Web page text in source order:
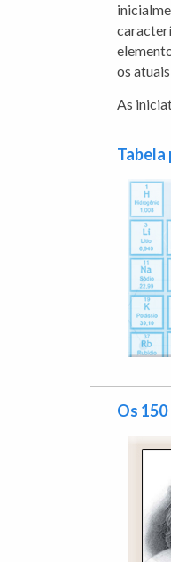
os
As
Tabela
Os